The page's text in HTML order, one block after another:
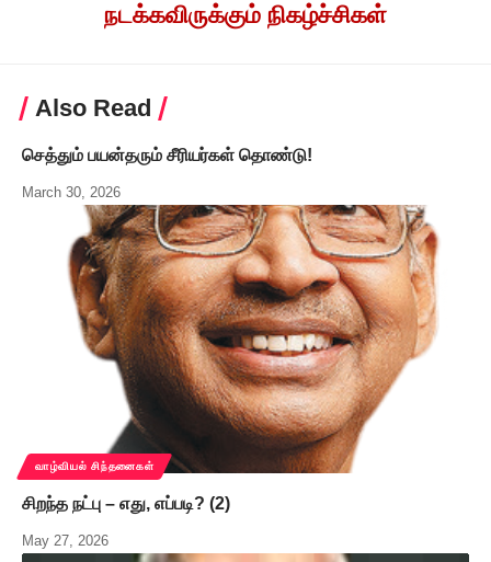
நடக்கவிருக்கும் நிகழ்ச்சிகள்
Also Read
செத்தும் பயன்தரும் சீரியர்கள் தொண்டு!
March 30, 2026
வாழ்வியல் சிந்தனைகள்
சிறந்த நட்பு – எது, எப்படி? (2)
May 27, 2026